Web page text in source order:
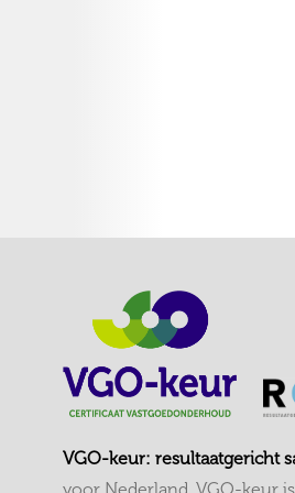
VGO-keur: resultaatgericht